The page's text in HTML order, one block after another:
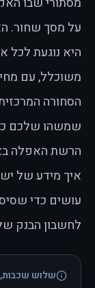
על מסך שחור.
היא נוגעת לכל
משוכלל, עם
הסחורה
שמשהו שלכם
הרשת האפלה
איך מידע של
עושים כדי
לחשבון הבנק
שלוש